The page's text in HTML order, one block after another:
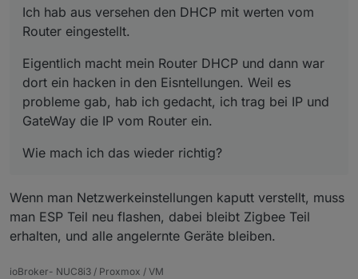
Ich hab aus versehen den DHCP mit werten vom
Router eingestellt.
Eigentlich macht mein Router DHCP und dann war
dort ein hacken in den Eisntellungen. Weil es
probleme gab, hab ich gedacht, ich trag bei IP und
GateWay die IP vom Router ein.
Wie mach ich das wieder richtig?
Wenn man Netzwerkeinstellungen kaputt verstellt, muss
man ESP Teil neu flashen, dabei bleibt Zigbee Teil
erhalten, und alle angelernte Geräte bleiben.
ioBroker- NUC8i3 / Proxmox / VM